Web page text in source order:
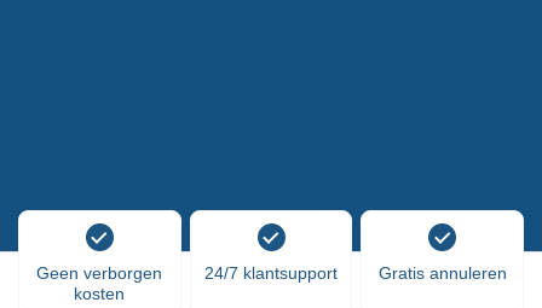
Geen verborgen
kosten
24/7 klantsupport Gratis annuleren